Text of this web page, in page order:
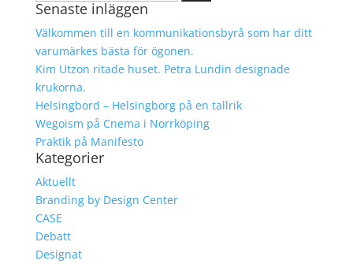
efter:
Senaste inläggen
Välkommen till en kommunikationsbyrå som har ditt
varumärkes bästa för ögonen.
Kim Utzon ritade huset. Petra Lundin designade
krukorna.
Helsingbord – Helsingborg på en tallrik
Wegoism på Cnema i Norrköping
Praktik på Manifesto
Kategorier
Aktuellt
Branding by Design Center
CASE
Debatt
Designat